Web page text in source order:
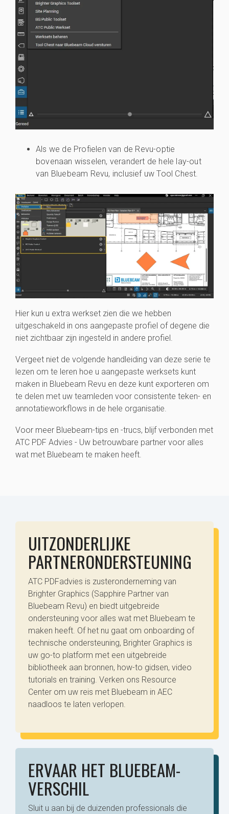
Als we de Profielen van de Revu-optie
bovenaan wisselen, verandert de hele lay-out
van Bluebeam Revu, inclusief uw Tool Chest.
Hier kun u extra werkset zien die we hebben
uitgeschakeld in ons aangepaste profiel of degene die
niet zichtbaar zijn ingesteld in andere profiel.
Vergeet niet de volgende handleiding van deze serie te
lezen om te leren hoe u aangepaste werksets kunt
maken in Bluebeam Revu en deze kunt exporteren om
te delen met uw teamleden voor consistente teken- en
annotatieworkflows in de hele organisatie.
Voor meer Bluebeam-tips en -trucs, blijf verbonden met
ATC PDF Advies - Uw betrouwbare partner voor alles
wat met Bluebeam te maken heeft.
UITZONDERLIJKE
PARTNERONDERSTEUNING
ATC PDFadvies is zusteronderneming van
Brighter Graphics (Sapphire Partner van
Bluebeam Revu) en biedt uitgebreide
ondersteuning voor alles wat met Bluebeam te
maken heeft. Of het nu gaat om onboarding of
technische ondersteuning, Brighter Graphics is
uw go-to platform met een uitgebreide
bibliotheek aan bronnen, how-to gidsen, video
tutorials en training. Verken ons Resource
Center om uw reis met Bluebeam in AEC
naadloos te laten verlopen.
ERVAAR HET BLUEBEAM-
VERSCHIL
Sluit u aan bij de duizenden professionals die